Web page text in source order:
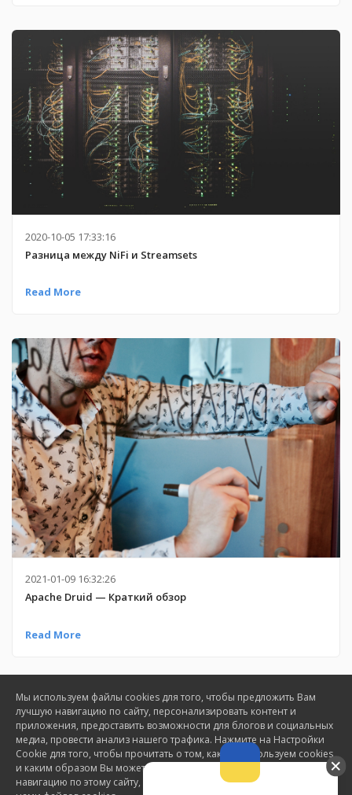
2020-10-05 17:33:16
Разница между NiFi и Streamsets
Read More
2021-01-09 16:32:26
Apache Druid — Краткий обзор
Read More
© 2026Ensocore - все права защищены
email:
office@ensocore.com
Мы используем файлы cookies для того, чтобы предложить Вам
лучшую навигацию по сайту, персонализировать контент и
приложения, предоставить возможности для блогов и социальных
медиа, провести анализ нашего трафика. Нажмите на Настройки
Cookie для того, чтобы прочитать о том, как мы используем cookies
и каким образом Вы можете их контролировать. Продолжая
навигацию по этому сайту, вы соглашаетесь на использование